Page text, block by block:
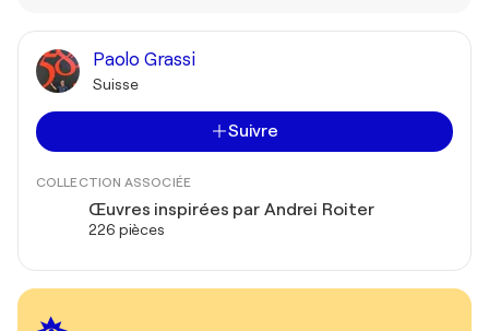
Paolo Grassi
Suisse
Suivre
COLLECTION ASSOCIÉE
Œuvres inspirées par Andrei Roiter
226 pièces